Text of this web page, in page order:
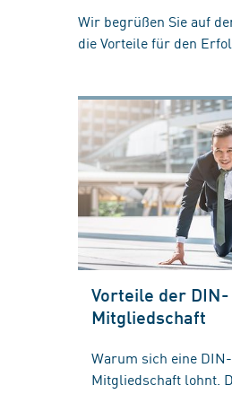
Wir begrüßen Sie auf
die Vorteile für den
Vorteile der DIN-
Mitgliedschaft
Warum sich eine DIN-
Mitgliedschaft lohnt.